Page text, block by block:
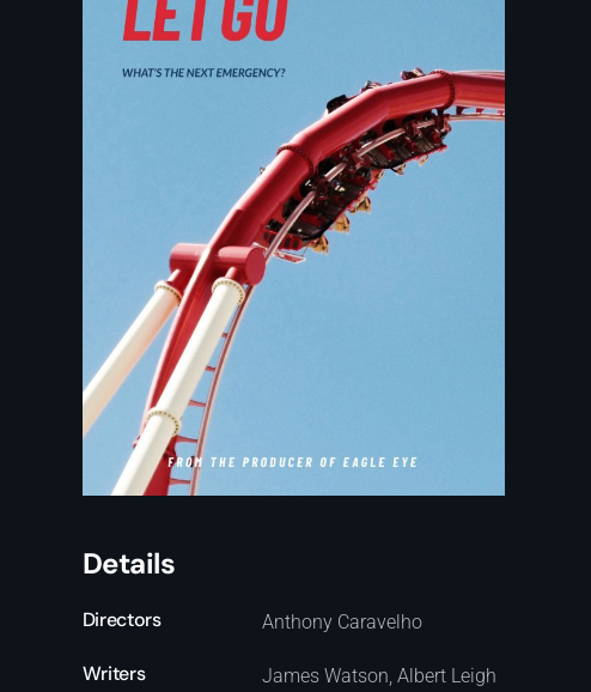
Details
Directors Anthony Caravelho
Writers James Watson, Albert Leigh